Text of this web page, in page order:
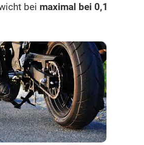
bei maximal bei 0,1